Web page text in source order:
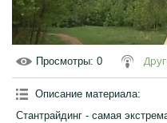
Просмотры: 0
Описание материала:
Стантрайдинг - самая